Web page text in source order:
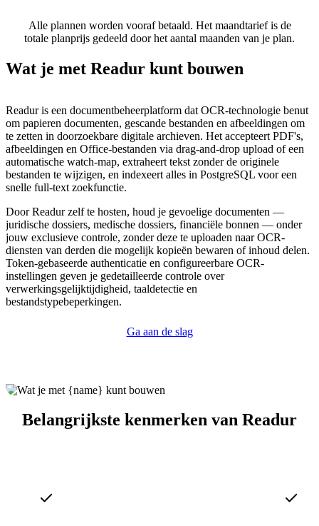
Alle plannen worden vooraf betaald. Het maandtarief is de
totale planprijs gedeeld door het aantal maanden van je plan.
Wat je met Readur kunt bouwen
Readur is een documentbeheerplatform dat OCR-technologie benut
om papieren documenten, gescande bestanden en afbeeldingen om
te zetten in doorzoekbare digitale archieven. Het accepteert PDF's,
afbeeldingen en Office-bestanden via drag-and-drop upload of een
automatische watch-map, extraheert tekst zonder de originele
bestanden te wijzigen, en indexeert alles in PostgreSQL voor een
snelle full-text zoekfunctie.
Door Readur zelf te hosten, houd je gevoelige documenten —
juridische dossiers, medische dossiers, financiële bonnen — onder
jouw exclusieve controle, zonder deze te uploaden naar OCR-
diensten van derden die mogelijk kopieën bewaren of inhoud delen.
Token-gebaseerde authenticatie en configureerbare OCR-
instellingen geven je gedetailleerde controle over
verwerkingsgelijktijdigheid, taaldetectie en
bestandstypebeperkingen.
Ga aan de slag
Belangrijkste kenmerken van Readur